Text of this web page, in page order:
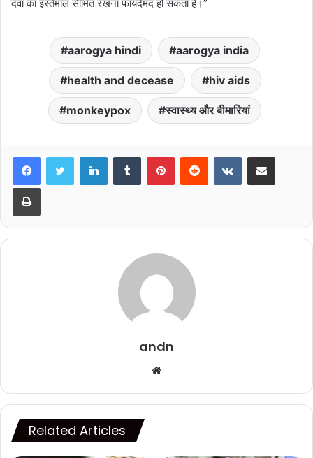
दवा का इस्तेमाल सीमित रखना फायदेमंद हो सकता है।”
aarogya hindi aarogya india
health and decease hiv aids
monkeypox स्वास्थ्य और बीमारियां
LinkedInTumblr PinterestReddit VKontakteShare via Email
Print
andn
Website
Related Articles